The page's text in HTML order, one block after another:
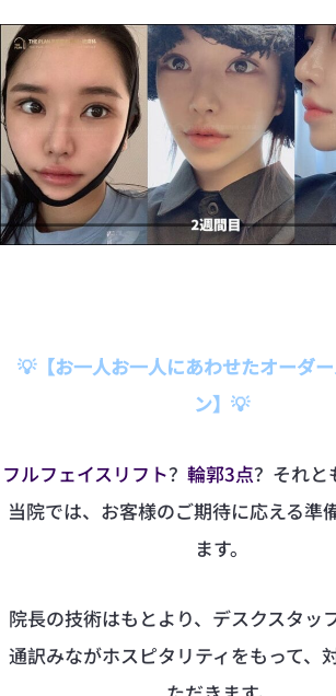
💡【お一人お一人にあわせたオーダ
ン】💡
フルフェイスリフト？ 輪郭3点？それと
当院では、お客様のご期待に応える準
ます。
院長の技術はもとより、デスクスタッ
通訳みながホスピタリティをもって、